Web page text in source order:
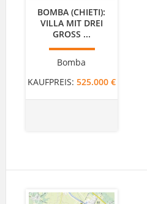
BOMBA (CHIETI):
VILLA MIT DREI
GROSS ...
Bomba
KAUFPREIS: 525.000 €